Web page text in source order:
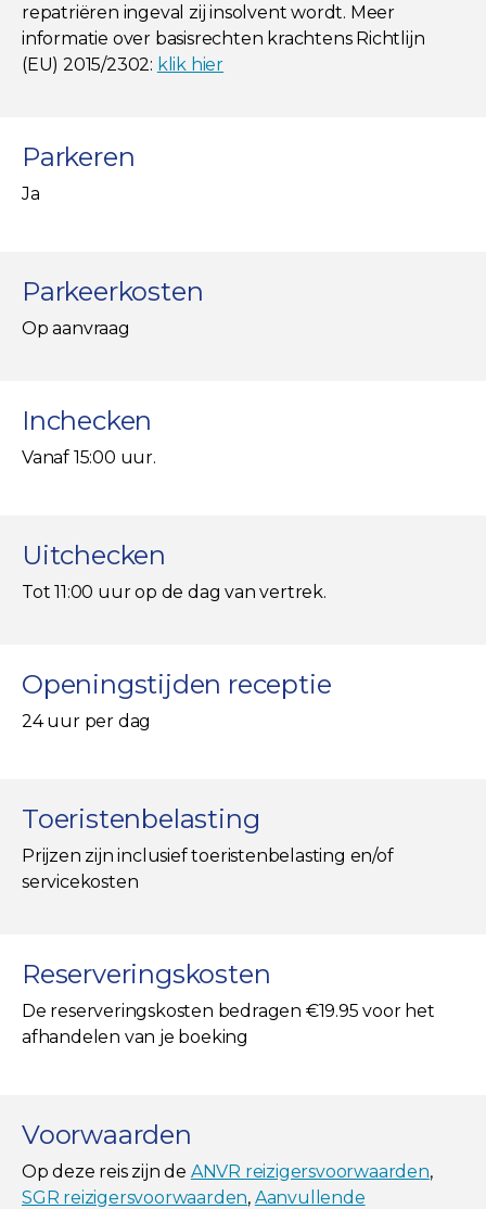
repatriëren ingeval zij insolvent wordt. Meer
informatie over basisrechten krachtens Richtlijn
(EU) 2015/2302: klik hier
Parkeren
Ja
Parkeerkosten
Op aanvraag
Inchecken
Vanaf 15:00 uur.
Uitchecken
Tot 11:00 uur op de dag van vertrek.
Openingstijden receptie
24 uur per dag
Toeristenbelasting
Prijzen zijn inclusief toeristenbelasting en/of
servicekosten
Reserveringskosten
De reserveringskosten bedragen €19.95 voor het
afhandelen van je boeking
Voorwaarden
Op deze reis zijn de ANVR reizigersvoorwaarden,
SGR reizigersvoorwaarden, Aanvullende